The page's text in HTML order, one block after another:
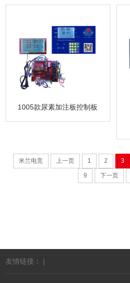
1005款尿素加注板控制板
米兰电竞 上一页 1 2 3
9 下一页
友情链接： |